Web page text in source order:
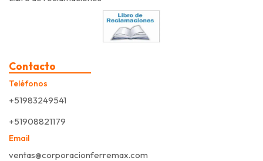
Contacto
Teléfonos
+51983249541
+51908821179
Email
ventas@corporacionferremax.com